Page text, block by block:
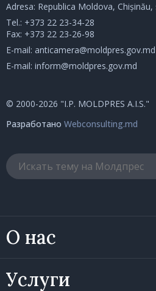
О нас
Услуги
Adresa: Republica Moldova, Chișinău,
Tel.: +373 22 23-34-28
Fax: +373 22 23-26-98
E-mail: anticamera@moldpres.gov.md
E-mail: inform@moldpres.gov.md
© 2000-2026 "I.P. MOLDPRES A.I.S."
Разработано Webconsulting.md